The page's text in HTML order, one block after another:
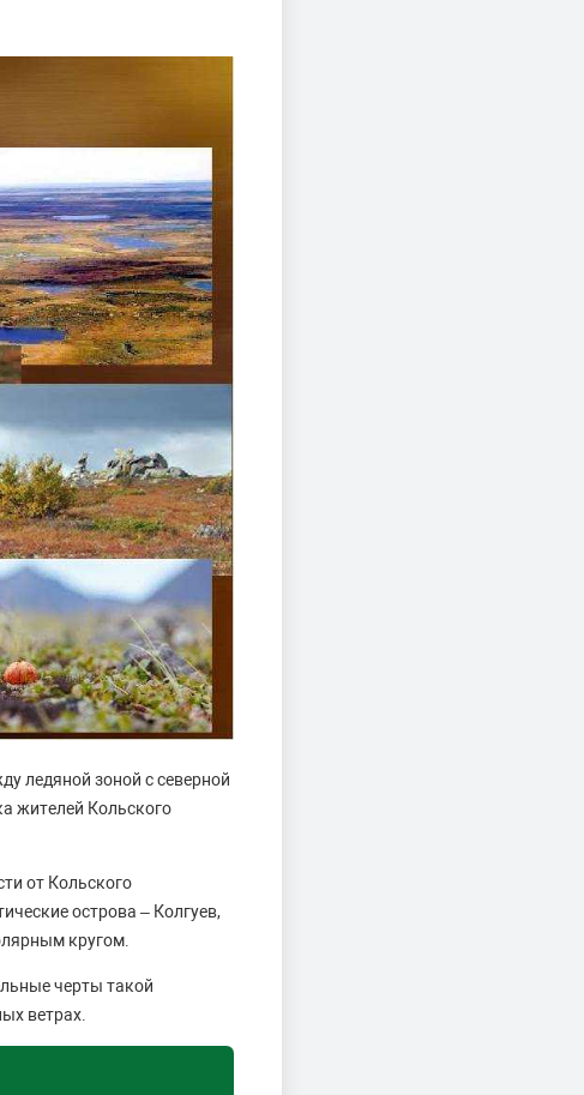
ледяной зоной с северной
жителей Кольского
от Кольского
острова – Колгуев,
кругом.
черты такой
ветрах.